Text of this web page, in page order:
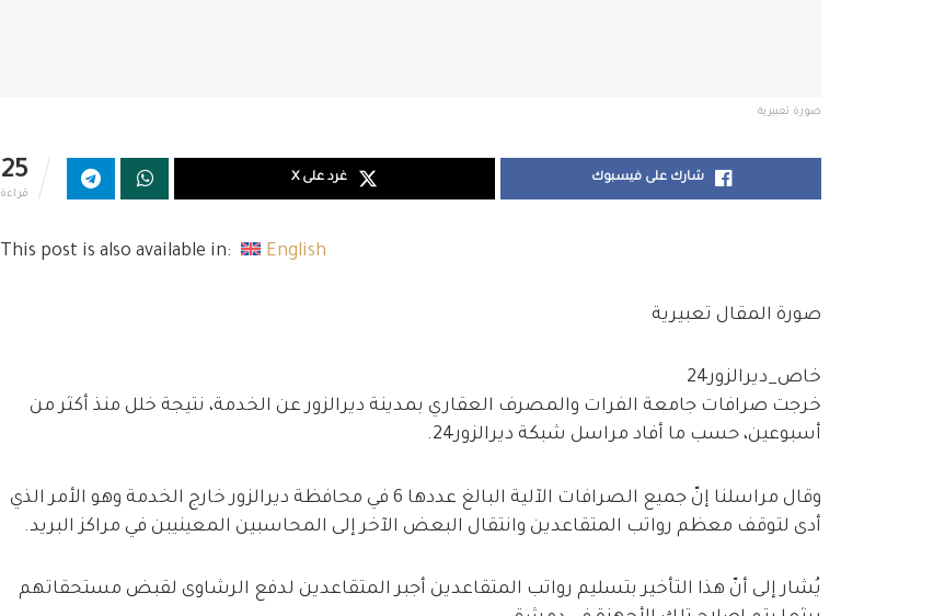
صورة تعبيرية
25
قراءة
شارك على فيسبوك غرد على X
This post is also available in: English
صورة المقال تعبيرية
خاص_ديرالزور24
خرجت صرافات جامعة الفرات والمصرف العقاري بمدينة ديرالزور عن الخدمة، نتيجة خلل منذ أكثر من
أسبوعين، حسب ما أفاد مراسل شبكة ديرالزور24.
وقال مراسلنا إنّ جميع الصرافات الآلية البالغ عددها 6 في محافظة ديرالزور خارج الخدمة وهو الأمر الذي
أدى لتوقف معظم رواتب المتقاعدين وانتقال البعض الآخر إلى المحاسبين المعينيبن في مراكز البريد.
يُشار إلى أنّ هذا التأخير بتسليم رواتب المتقاعدين أجبر المتقاعدين لدفع الرشاوى لقبض مستحقاتهم